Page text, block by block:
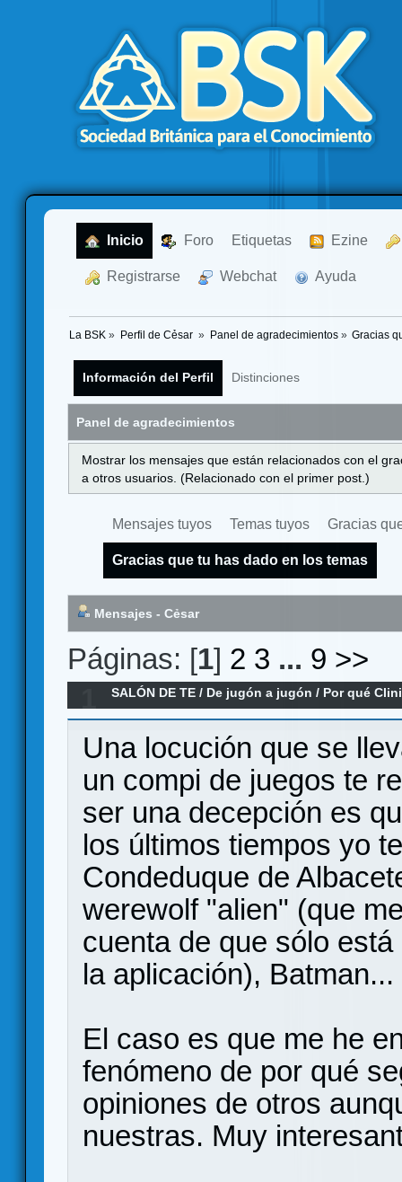
Inicio Foro Etiquetas Ezine
Registrarse Webchat Ayuda
La BSK » Perfil de Cẻsar » Panel de agradecimientos» Gracias
Información del Perfil Distinciones
Panel de agradecimientos
Mostrar los mensajes que están relacionados con el
a otros usuarios. (Relacionado con el primer post.)
Mensajes tuyos Temas tuyos Gracias
Gracias que tu has dado en los temas
Mensajes - Cẻsar
Páginas: [1] 2 3 ... 9 >>
SALÓN DE TE / De jugón a jugón / Por qué
goles".
Una locución que se
un compi de juegos te
ser una decepción es
los últimos tiempos yo
Condeduque de
werewolf "alien" (que
cuenta de que sólo
la aplicación), Batman...
El caso es que me he
fenómeno de por qué
opiniones de otros
nuestras. Muy